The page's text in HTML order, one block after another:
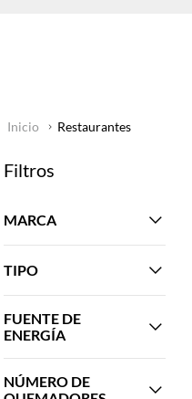
Restaurantes
Filtros
MARCA
ICEHAUS
METALFRIO
TIPO
VERTICAL
FUENTE DE
ENERGÍA
NÚMERO DE